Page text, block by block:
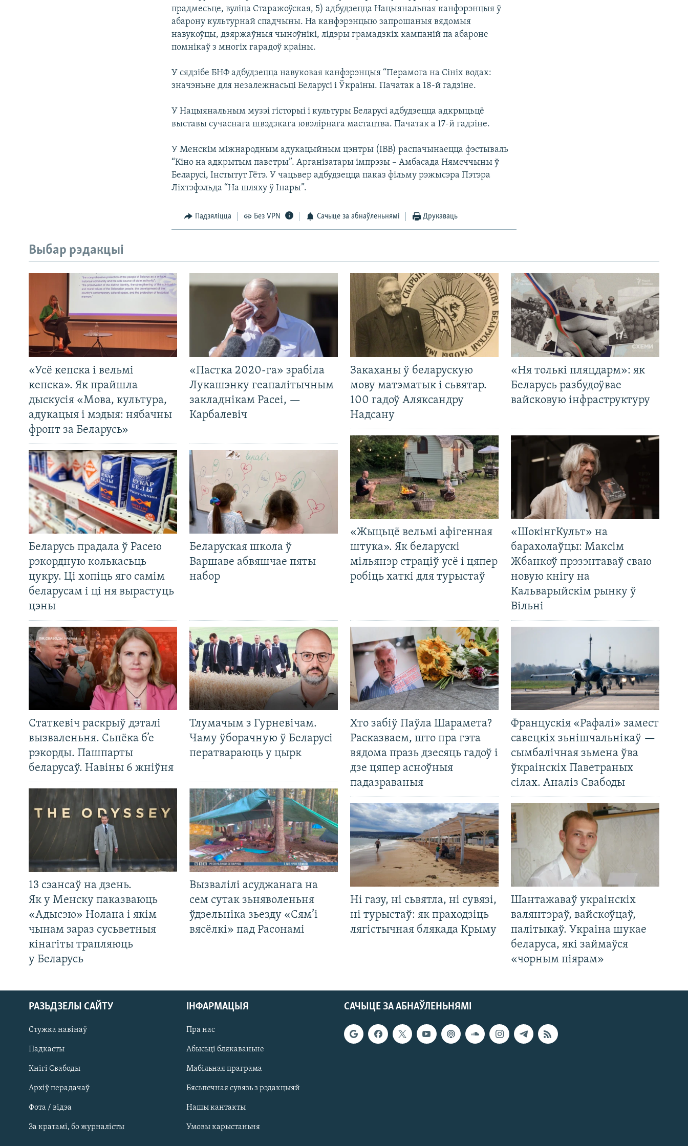
САЧЫЦЕ ЗА АБНАЎЛЕНЬНЯМІ
прадмесьце, вуліца Старажоўская, 5) адбудзецца Нацыянальная канфэрэнцыя ў
абарону культурнай спадчыны. На канфэрэнцыю запрошаныя вядомыя
навукоўцы, дзяржаўныя чыноўнікі, лідэры грамадзкіх кампаній па абароне
помнікаў з многіх гарадоў краіны.
У сядзібе БНФ адбудзецца навуковая канфэрэнцыя “Перамога на Сініх водах:
значэньне для незалежнасьці Беларусі і Ўкраіны. Пачатак а 18-й гадзіне.
У Нацыянальным музэі гісторыі і культуры Беларусі адбудзецца адкрыцьцё
выставы сучаснага швэдзкага ювэлірнага мастацтва. Пачатак а 17-й гадзіне.
У Менскім міжнародным адукацыйным цэнтры (IBB) распачынаецца фэстываль
“Кіно на адкрытым паветры”. Арганізатары імпрэзы – Амбасада Нямеччыны ў
Беларусі, Інстытут Гётэ. У чацьвер адбудзецца паказ фільму рэжысэра Пэтэра
Ліхтэфэльда “На шляху ў Інары”.
Падзяліцца Без VPN Сачыце за абнаўленьнямі Друкаваць
Выбар рэдакцыі
«Усё кепска і вельмі
кепска». Як прайшла
дыскусія «Мова, культура,
адукацыя і мэдыя: нябачны
фронт за Беларусь»
«Пастка 2020-га» зрабіла
Лукашэнку геапалітычным
закладнікам Расеі, —
Карбалевіч
Беларусь прадала ў Расею
рэкордную колькасьць
цукру. Ці хопіць яго самім
беларусам і ці ня вырастуць
цэны
Беларуская школа ў
Варшаве абвяшчае пяты
набор
Статкевіч раскрыў дэталі
вызваленьня. Сьпёка б’е
рэкорды. Пашпарты
беларусаў. Навіны 6 жніўня
Тлумачым з Гурневічам.
Чаму ўборачную ў Беларусі
ператвараюць у цырк
13 сэансаў на дзень.
Як у Менску паказваюць
«Адысэю» Нолана і якім
чынам зараз сусьветныя
кінагіты трапляюць
у Беларусь
Вызвалілі асуджанага на
сем сутак зьняволеньня
ўдзельніка зьезду «Сям’і
вясёлкі» пад Расонамі
Закаханы ў беларускую
мову матэматык і сьвятар.
100 гадоў Аляксандру
Надсану
«Ня толькі пляцдарм»: як
Беларусь разбудоўвае
вайсковую інфраструктуру
«Жыцьцё вельмі афігенная
штука». Як беларускі
мільянэр страціў усё і цяпер
робіць хаткі для турыстаў
«ШокінгКульт» на
барахолаўцы: Максім
Жбанкоў прэзэнтаваў сваю
новую кнігу на
Кальварыйскім рынку ў
Вільні
Хто забіў Паўла Шарамета?
Расказваем, што пра гэта
вядома празь дзесяць гадоў і
дзе цяпер асноўныя
падазраваныя
Францускія «Рафалі» замест
савецкіх зьнішчальнікаў —
сымбалічная зьмена ўва
ўкраінскіх Паветраных
сілах. Аналіз Свабоды
Ні газу, ні сьвятла, ні сувязі,
ні турыстаў: як праходзіць
лягістычная блякада Крыму
Шантажаваў украінскіх
валянтэраў, вайскоўцаў,
палітыкаў. Украіна шукае
беларуса, які займаўся
«чорным піярам»
САЧЫЦЕ ЗА АБНАЎЛЕНЬНЯМІ
РАЗЬДЗЕЛЫ САЙТУ
Стужка навінаў
Падкасты
Кнігі Свабоды
Архіў перадачаў
Фота / відэа
За кратамі, бо журналісты
ІНФАРМАЦЫЯ
Пра нас
Абысьці блякаваньне
Мабільная праграма
Бясьпечная сувязь з рэдакцыяй
Нашы кантакты
Умовы карыстаньня